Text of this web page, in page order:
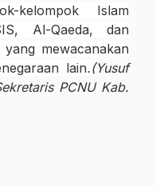
kelompok Islam
Al-Qaeda, dan
mewacanakan
lain.(Yusuf
PCNU Kab.